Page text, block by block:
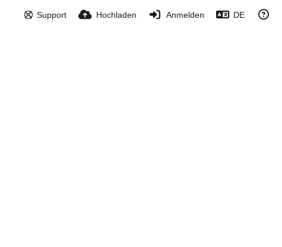
Support Hochladen Anmelden DE